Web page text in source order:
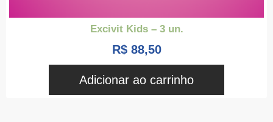
Excivit Kids – 3 un.
R$88,50
Adicionar ao carrinho